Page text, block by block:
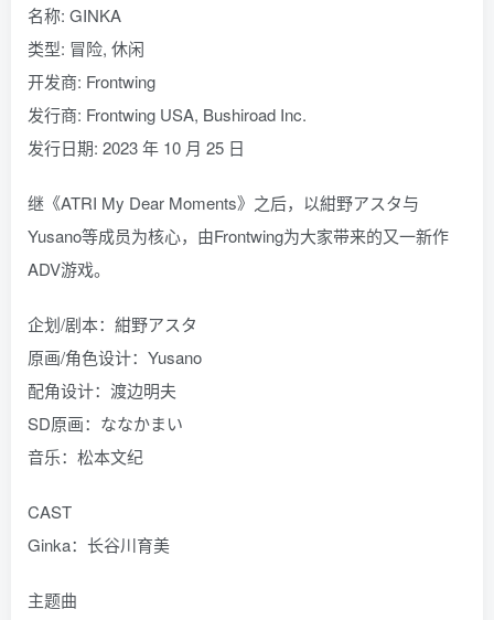
名称: GINKA
类型: 冒险, 休闲
开发商: Frontwing
发行商: Frontwing USA, Bushiroad Inc.
发行日期: 2023 年 10 月 25 日
继《ATRI My Dear Moments》之后，以紺野アスタ与
Yusano等成员为核心，由Frontwing为大家带来的又一新作
ADV游戏。
企划/剧本：紺野アスタ
原画/角色设计：Yusano
配角设计：渡边明夫
SD原画：ななかまい
音乐：松本文纪
CAST
Ginka：长谷川育美
主题曲